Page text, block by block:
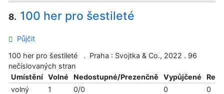
8. 100 her pro šestileté
Půjčit
100 her pro šestileté . Praha : Svojtka & Co., 2022 . 96
nečíslovaných stran
Umístění
Volné Nedostupné/Prezenčně Vypůjčené
volný
1 0/0 0 0